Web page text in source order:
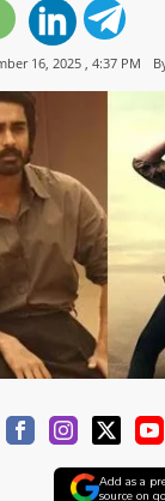
16, 2025 , 4:37 PM
Add as a
source on